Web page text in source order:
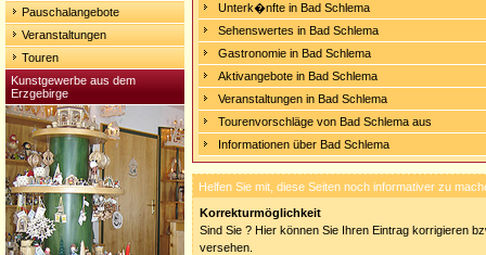
Pauschalangebote
Veranstaltungen
Touren
Kunstgewerbe aus dem
Erzgebirge
Unterk�nfte in Bad Schlema
Sehenswertes in Bad Schlema
Gastronomie in Bad Schlema
Aktivangebote in Bad Schlema
Veranstaltungen in Bad Schlema
Tourenvorschläge von Bad Schlema aus
Informationen über Bad Schlema
Helfen Sie mit, diese Seiten noch informativer zu
Korrekturmöglichkeit
Sind Sie ? Hier können Sie Ihren Eintrag korrigieren
versehen.